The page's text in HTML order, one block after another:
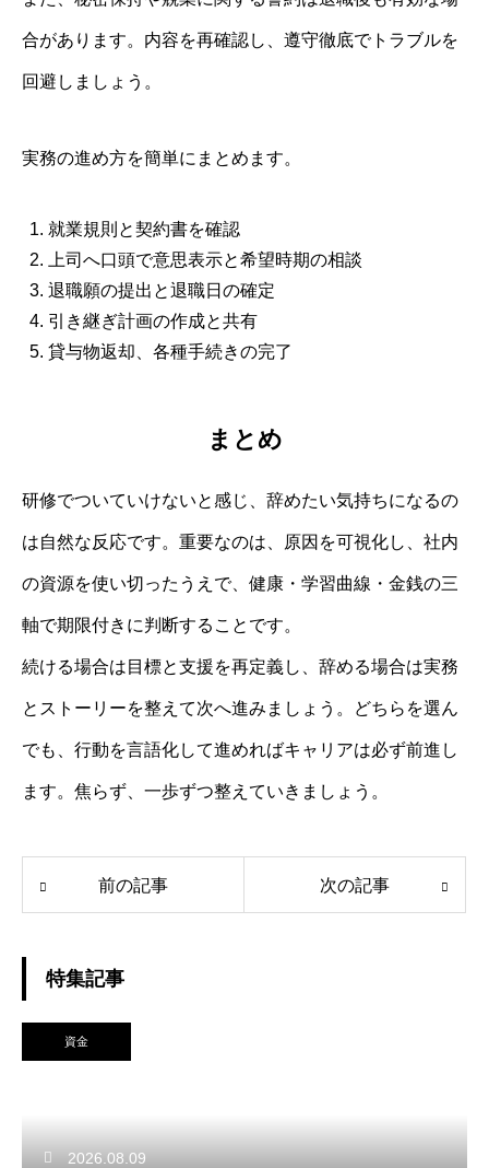
合があります。内容を再確認し、遵守徹底でトラブルを
回避しましょう。
実務の進め方を簡単にまとめます。
就業規則と契約書を確認
上司へ口頭で意思表示と希望時期の相談
退職願の提出と退職日の確定
引き継ぎ計画の作成と共有
貸与物返却、各種手続きの完了
まとめ
研修でついていけないと感じ、辞めたい気持ちになるの
は自然な反応です。重要なのは、原因を可視化し、社内
の資源を使い切ったうえで、健康・学習曲線・金銭の三
軸で期限付きに判断することです。
続ける場合は目標と支援を再定義し、辞める場合は実務
とストーリーを整えて次へ進みましょう。どちらを選ん
でも、行動を言語化して進めればキャリアは必ず前進し
ます。焦らず、一歩ずつ整えていきましょう。
前の記事 次の記事
特集記事
資金
2026.08.09